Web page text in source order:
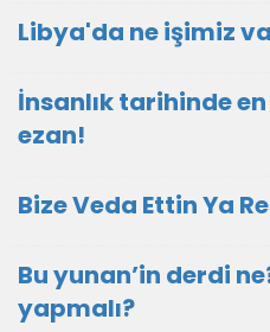
Libya'da ne işimiz
İnsanlık tarihinde
ezan!
Bize Veda Ettin Ya
Bu yunan’in derdi
yapmalı?